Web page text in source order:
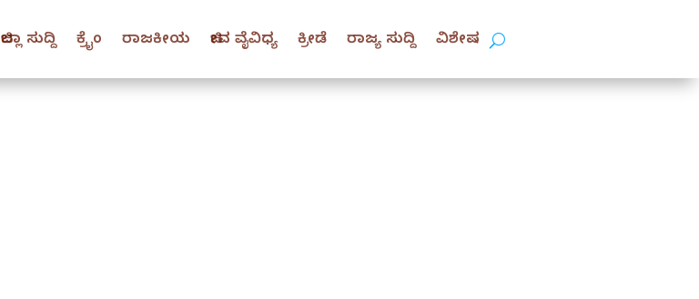
ಜಿಲ್ಲಾ ಸುದ್ದಿ ಕ್ರೈಂ ರಾಜಕೀಯ ಜೀವ ವೈವಿಧ್ಯ ಕ್ರೀಡೆ ರಾಜ್ಯ ಸುದ್ದಿ ವಿಶೇಷ